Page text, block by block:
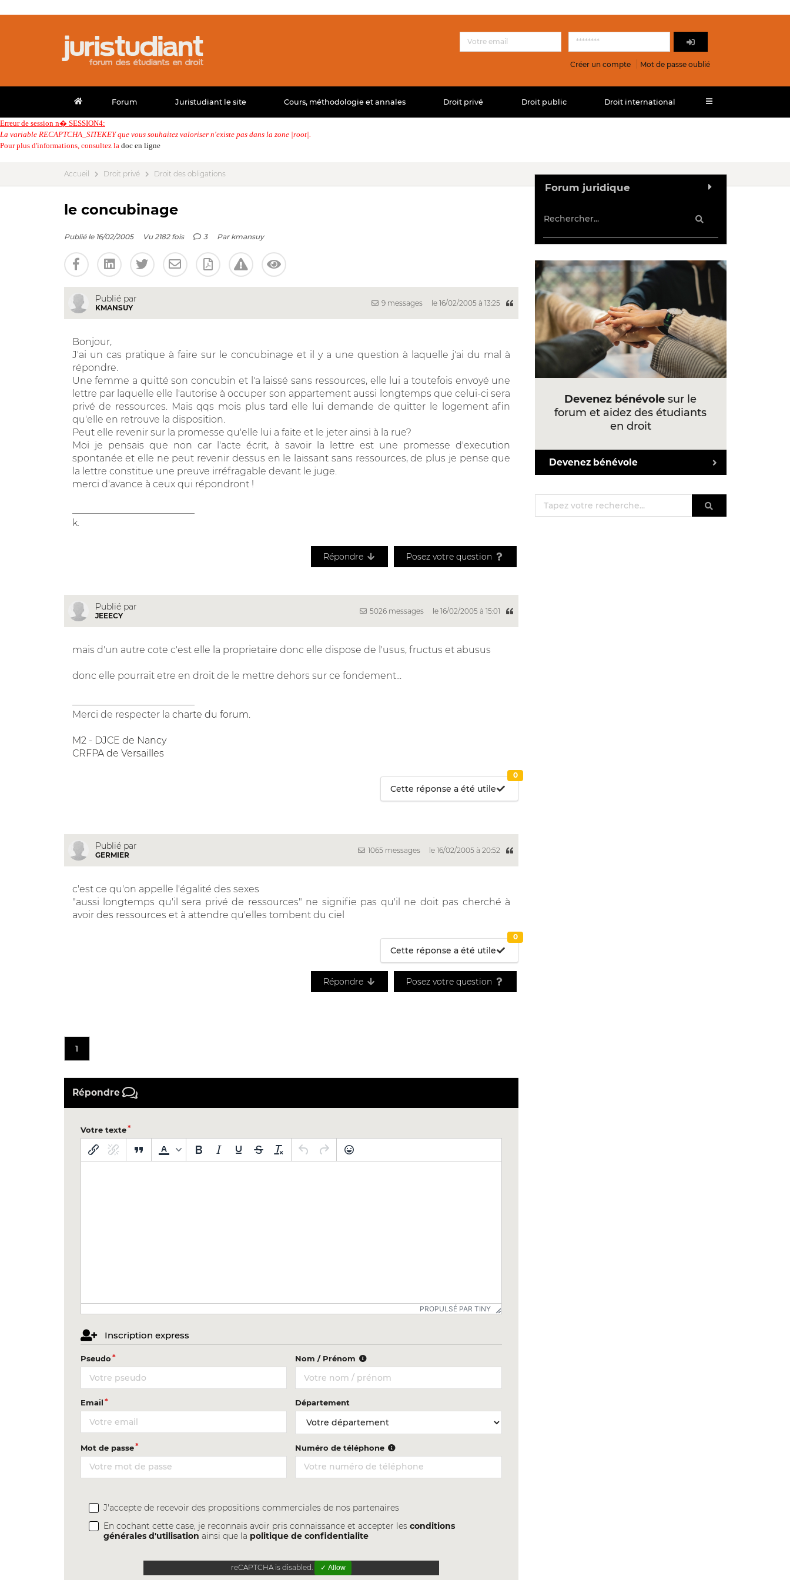
Créer un compte Mot de passe oublié
Forum Juristudiant le site Cours, méthodologie et annales Droit privé Droit public Droit international
Erreur de session n� SESSION4:
La variable RECAPTCHA_SITEKEY que vous souhaitez valoriser n'existe pas dans la zone |root|.
Pour plus d'informations, consultez la doc en ligne
Accueil Droit privé Droit des obligations
le concubinage
Publié le 16/02/2005 Vu 2182 fois 3 Par kmansuy
Publié par
KMANSUY
9 messages le 16/02/2005 à 13:25
Bonjour,
J'ai un cas pratique à faire sur le concubinage et il y a une question à laquelle j'ai du mal à
répondre.
Une femme a quitté son concubin et l'a laissé sans ressources, elle lui a toutefois envoyé une
lettre par laquelle elle l'autorise à occuper son appartement aussi longtemps que celui-ci sera
privé de ressources. Mais qqs mois plus tard elle lui demande de quitter le logement afin
qu'elle en retrouve la disposition.
Peut elle revenir sur la promesse qu'elle lui a faite et le jeter ainsi à la rue?
Moi je pensais que non car l'acte écrit, à savoir la lettre est une promesse d'execution
spontanée et elle ne peut revenir dessus en le laissant sans ressources, de plus je pense que
la lettre constitue une preuve irréfragable devant le juge.
merci d'avance à ceux qui répondront !
k.
Répondre Posez votre question
Publié par
JEEECY
5026 messages le 16/02/2005 à 15:01
mais d'un autre cote c'est elle la proprietaire donc elle dispose de l'usus, fructus et abusus
donc elle pourrait etre en droit de le mettre dehors sur ce fondement...
Merci de respecter la charte du forum
M2 - DJCE de Nancy
CRFPA de Versailles
Cette réponse a été utile
0
Publié par
GERMIER
1065 messages le 16/02/2005 à 20:52
c'est ce qu'on appelle l'égalité des sexes
"aussi longtemps qu'il sera privé de ressources" ne signifie pas qu'il ne doit pas cherché à
avoir des ressources et à attendre qu'elles tombent du ciel
Cette réponse a été utile
0
Répondre Posez votre question
1
Répondre
Votre texte
PROPULSÉ PAR TINY
Inscription express
Pseudo Nom / Prénom
Email Département
Mot de passe Numéro de téléphone
J'accepte de recevoir des propositions commerciales de nos partenaires
En cochant cette case, je reconnais avoir pris connaissance et accepter lesconditions
générales d'utilisation ainsi que la politique de confidentialite
reCAPTCHA is disabled. ✓ Allow
Forum juridique
Devenez bénévole sur le
forum et aidez des étudiants
en droit
Devenez bénévole